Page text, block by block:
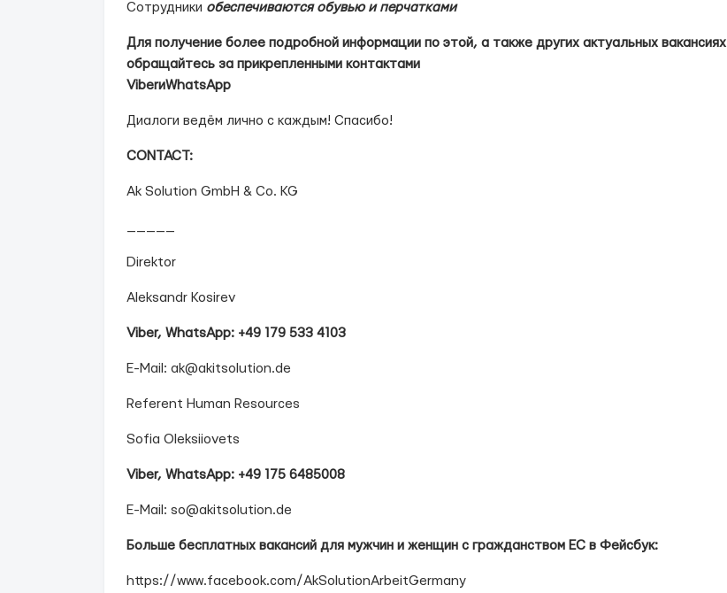
Сотрудники обеспечиваются обувью и перчатками
Для получение более подробной информации по этой, а также других актуальных вакансиях
обращайтесь за прикрепленными контактами
ViberиWhatsApp
Диалоги ведём лично с каждым! Спасибо!
СONTACT:
Ak Solution GmbH & Co. KG
Direktor
Aleksandr Kosirev
Viber, WhatsApp: +49 179 533 4103
E-Mail: ak@akitsolution.de
Referent Human Resources
Sofia Oleksiiovets
Viber, WhatsApp: +49 175 6485008
E-Mail: so@akitsolution.de
Больше бесплатных вакансий для мужчин и женщин с гражданством ЕС в Фейсбук:
https://www.facebook.com/AkSolutionArbeitGermany